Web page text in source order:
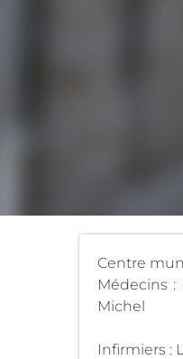
Centre
Médecins :
Michel
Infirmiers :